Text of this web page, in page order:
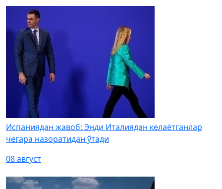
Испаниядан жавоб: Энди Италиядан келаётганлар
чегара назоратидан ўтади
08 август